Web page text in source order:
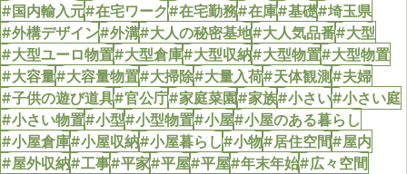
#国内輸入元#在宅ワーク#在宅勤務#在庫#基礎#埼玉県
#外構デザイン#外溝#大人の秘密基地#大人気品番#大型
#大型ユーロ物置#大型倉庫#大型収納#大型物置#大型物置
#大容量#大容量物置#大掃除#大量入荷#天体観測#夫婦
#子供の遊び道具#官公庁#家庭菜園#家族#小さい#小さい庭
#小さい物置#小型#小型物置#小屋#小屋のある暮らし
#小屋倉庫#小屋収納#小屋暮らし#小物#居住空間#屋内
#屋外収納#工事#平家#平屋#平屋#年末年始#広々空間